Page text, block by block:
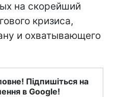
на скорейший
кризиса,
и охватывающего
Підпишіться на
в Google!